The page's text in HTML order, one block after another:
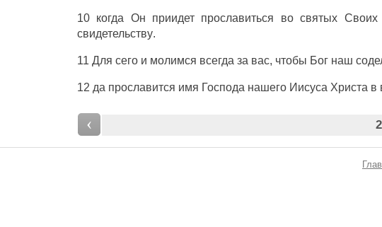
10 когда Он приидет прославиться во святых Своих
свидетельству.
11 Для сего и молимся всегда за вас, чтобы Бог наш
12 да прославится имя Господа нашего Иисуса Христа в
‹